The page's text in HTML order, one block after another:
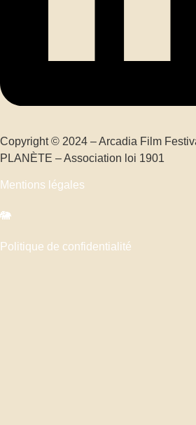
Copyright © 2024 – Arcadia Film
PLANÈTE – Association loi 1901
Mentions légales
🐘
Politique de confidentialité